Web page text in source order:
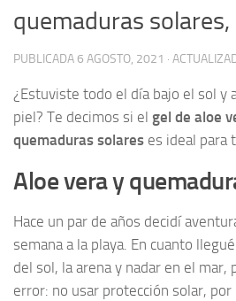
quemaduras solares,
PUBLICADA6 AGOSTO, 2021 ·
¿Estuviste todo el día bajo el sol y
piel? Te decimos si el gel de aloe
quemaduras solares es ideal para
Aloe vera y
Hace un par de años decidí
semana a la playa. En cuanto
del sol, la arena y nadar en el mar,
error: no usar protección solar,